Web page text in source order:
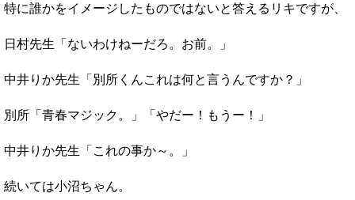
特に誰かをイメージしたものではないと答えるリキですが、
日村先生「ないわけねーだろ。お前。」
中井りか先生「別所くんこれは何と言うんですか？」
別所「青春マジック。」「やだー！もうー！」
中井りか先生「これの事か～。」
続いては小沼ちゃん。